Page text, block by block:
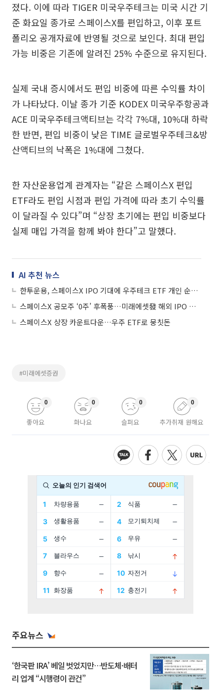
졌다. 이에 따라 TIGER 미국우주테크는 미국 시간 기
준 화요일 종가로 스페이스X를 편입하고, 이후 포트
폴리오 공개자료에 반영될 것으로 보인다. 최대 편입
가능 비중은 기존에 알려진 25% 수준으로 유지된다.
실제 국내 증시에서도 편입 비중에 따른 수익률 차이
가 나타났다. 이날 종가 기준 KODEX 미국우주항공과
ACE 미국우주테크액티브는 각각 7%대, 10%대 하락
한 반면, 편입 비중이 낮은 TIME 글로벌우주테크&방
산액티브의 낙폭은 1%대에 그쳤다.
한 자산운용업계 관계자는 “같은 스페이스X 편입
ETF라도 편입 시점과 편입 가격에 따라 초기 수익률
이 달라질 수 있다”며 “상장 초기에는 편입 비중보다
실제 매입 가격을 함께 봐야 한다”고 말했다.
AI 추천 뉴스
한투운용, 스페이스X IPO 기대에 우주테크 ETF 개인 순매수 600억 돌파
스페이스X 공모주 ‘0주’ 후폭풍…미래에셋發 해외 IPO 투자자보호 시험대
스페이스X 상장 카운트다운…우주 ETF로 뭉칫돈
#미래에셋증권
좋아요
0
화나요
0
슬퍼요
0
추가취재 원해요
0
주요뉴스
‘한국판 IRA’ 베일 벗었지만…반도체·배터
리 업계 “시행령이 관건”